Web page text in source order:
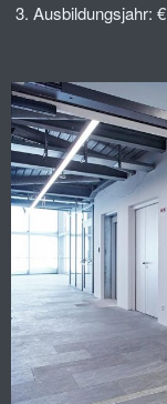
Ausbildungsjahr: